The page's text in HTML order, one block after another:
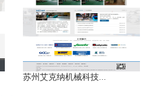
苏州艾克纳机械科技...